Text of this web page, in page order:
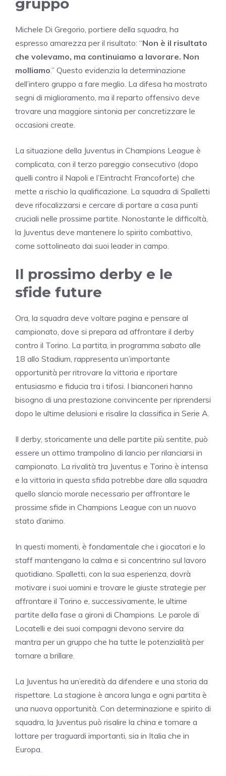
gruppo
Michele Di Gregorio, portiere della squadra, ha
espresso amarezza per il risultato: “Non è il risultato
che volevamo, ma continuiamo a lavorare. Non
molliamo.” Questo evidenzia la determinazione
dell’intero gruppo a fare meglio. La difesa ha mostrato
segni di miglioramento, ma il reparto offensivo deve
trovare una maggiore sintonia per concretizzare le
occasioni create.
La situazione della Juventus in Champions League è
complicata, con il terzo pareggio consecutivo (dopo
quelli contro il Napoli e l’Eintracht Francoforte) che
mette a rischio la qualificazione. La squadra di Spalletti
deve rifocalizzarsi e cercare di portare a casa punti
cruciali nelle prossime partite. Nonostante le difficoltà,
la Juventus deve mantenere lo spirito combattivo,
come sottolineato dai suoi leader in campo.
Il prossimo derby e le
sfide future
Ora, la squadra deve voltare pagina e pensare al
campionato, dove si prepara ad affrontare il derby
contro il Torino. La partita, in programma sabato alle
18 allo Stadium, rappresenta un’importante
opportunità per ritrovare la vittoria e riportare
entusiasmo e fiducia tra i tifosi. I bianconeri hanno
bisogno di una prestazione convincente per riprendersi
dopo le ultime delusioni e risalire la classifica in Serie A.
Il derby, storicamente una delle partite più sentite, può
essere un ottimo trampolino di lancio per rilanciarsi in
campionato. La rivalità tra Juventus e Torino è intensa
e la vittoria in questa sfida potrebbe dare alla squadra
quello slancio morale necessario per affrontare le
prossime sfide in Champions League con un nuovo
stato d’animo.
In questi momenti, è fondamentale che i giocatori e lo
staff mantengano la calma e si concentrino sul lavoro
quotidiano. Spalletti, con la sua esperienza, dovrà
motivare i suoi uomini e trovare le giuste strategie per
affrontare il Torino e, successivamente, le ultime
partite della fase a gironi di Champions. Le parole di
Locatelli e dei suoi compagni devono servire da
mantra per un gruppo che ha tutte le potenzialità per
tornare a brillare.
La Juventus ha un’eredità da difendere e una storia da
rispettare. La stagione è ancora lunga e ogni partita è
una nuova opportunità. Con determinazione e spirito di
squadra, la Juventus può risalire la china e tornare a
lottare per traguardi importanti, sia in Italia che in
Europa.